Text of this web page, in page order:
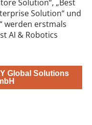
Solution“, „Best
Solution“ und
werden erstmals
AI & Robotics
Global Solutions